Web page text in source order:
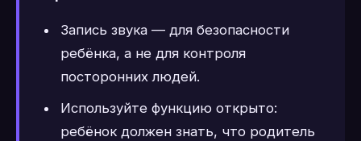
Запись звука — для безопасности
ребёнка, а не для контроля
посторонних людей.
Используйте функцию открыто:
ребёнок должен знать, что родитель